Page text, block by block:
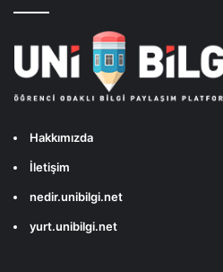
Hakkımızda
İletişim
nedir.unibilgi.net
yurt.unibilgi.net